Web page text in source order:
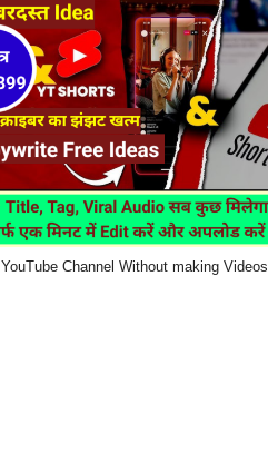
Channel Without making Videos